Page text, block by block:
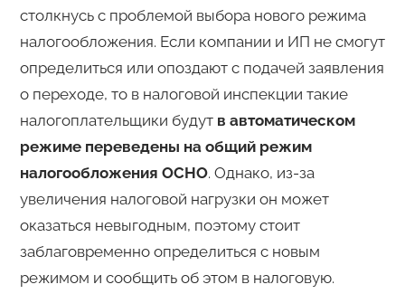
столкнусь с проблемой выбора нового режима
налогообложения. Если компании и ИП не смогут
определиться или опоздают с подачей заявления
о переходе, то в налоговой инспекции такие
налогоплательщики будут в автоматическом
режиме переведены на общий режим
налогообложения ОСНО. Однако, из-за
увеличения налоговой нагрузки он может
оказаться невыгодным, поэтому стоит
заблаговременно определиться с новым
режимом и сообщить об этом в налоговую.